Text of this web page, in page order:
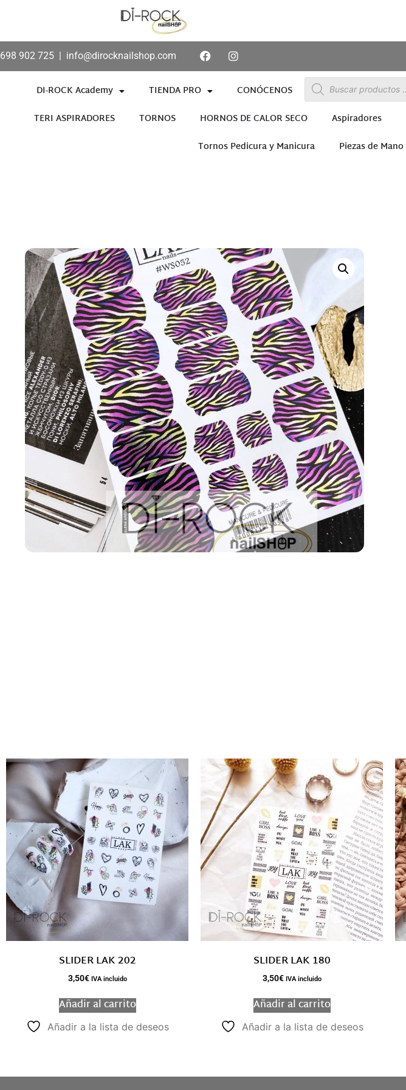
698 902 725 | info@dirocknailshop.com
DI-ROCK Academy TIENDA PRO CONÓCENOS
TERI ASPIRADORES
TORNOS HORNOS DE CALOR SECO Aspiradores
Tornos Pedicura y Manicura
Piezas de Mano
SLIDER LAK 202
3,50€ IVA incluido
Añadir al carrito
Añadir a la lista de deseos
SLIDER LAK 180
3,50€ IVA incluido
Añadir al carrito
Añadir a la lista de deseos